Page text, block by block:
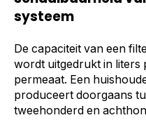
systeem
De capaciteit van een
wordt uitgedrukt in liters
permeaat. Een
produceert doorgaans
tweehonderd en